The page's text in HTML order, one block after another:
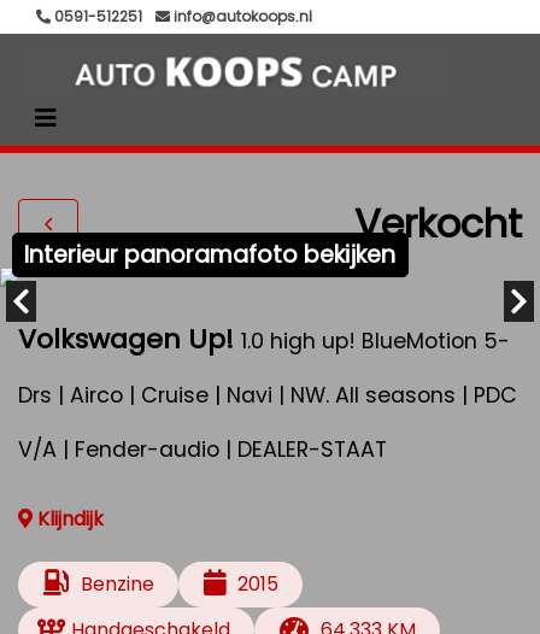
0591-512251 info@autokoops.nl
Verkocht
Interieur panoramafoto bekijken
Volkswagen Up! 1.0 high up! BlueMotion 5-
Drs | Airco | Cruise | Navi | NW. All seasons | PDC
V/A | Fender-audio | DEALER-STAAT
Klijndijk
Benzine
2015